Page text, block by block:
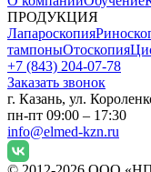
ПРОДУКЦИЯ
Лапароскопия
тампоныОтоскопия
+7 (843) 204-07-78
Заказать звонок
г. Казань, ул.
пн-пт 09:00 – 17:30
info@elmed-kzn.ru